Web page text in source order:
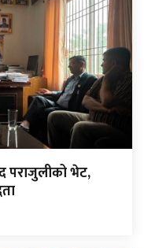
पराजुलीको भेट,